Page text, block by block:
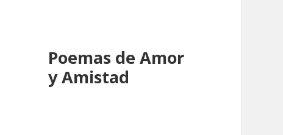
Poemas de Amor
y Amistad